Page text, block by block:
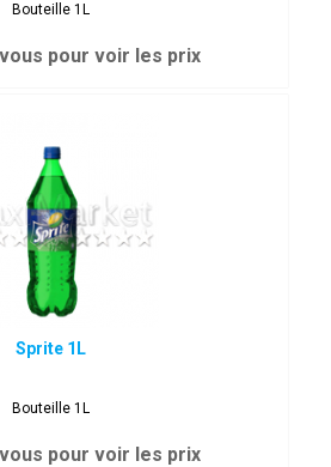
Bouteille 1L
pour voir les prix
Sprite 1L
Bouteille 1L
pour voir les prix